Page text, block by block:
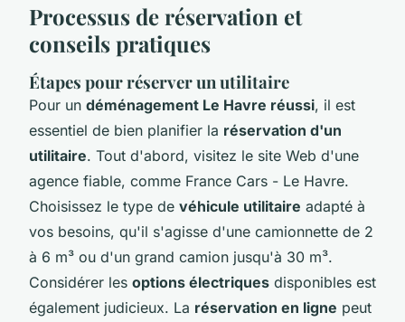
Processus de réservation et
conseils pratiques
Étapes pour réserver un utilitaire
Pour un déménagement Le Havre réussi, il est
essentiel de bien planifier la réservation d'un
utilitaire. Tout d'abord, visitez le site Web d'une
agence fiable, comme France Cars - Le Havre.
Choisissez le type de véhicule utilitaire adapté à
vos besoins, qu'il s'agisse d'une camionnette de 2
à 6 m³ ou d'un grand camion jusqu'à 30 m³.
Considérer les options électriques disponibles est
également judicieux. La réservation en ligne peut